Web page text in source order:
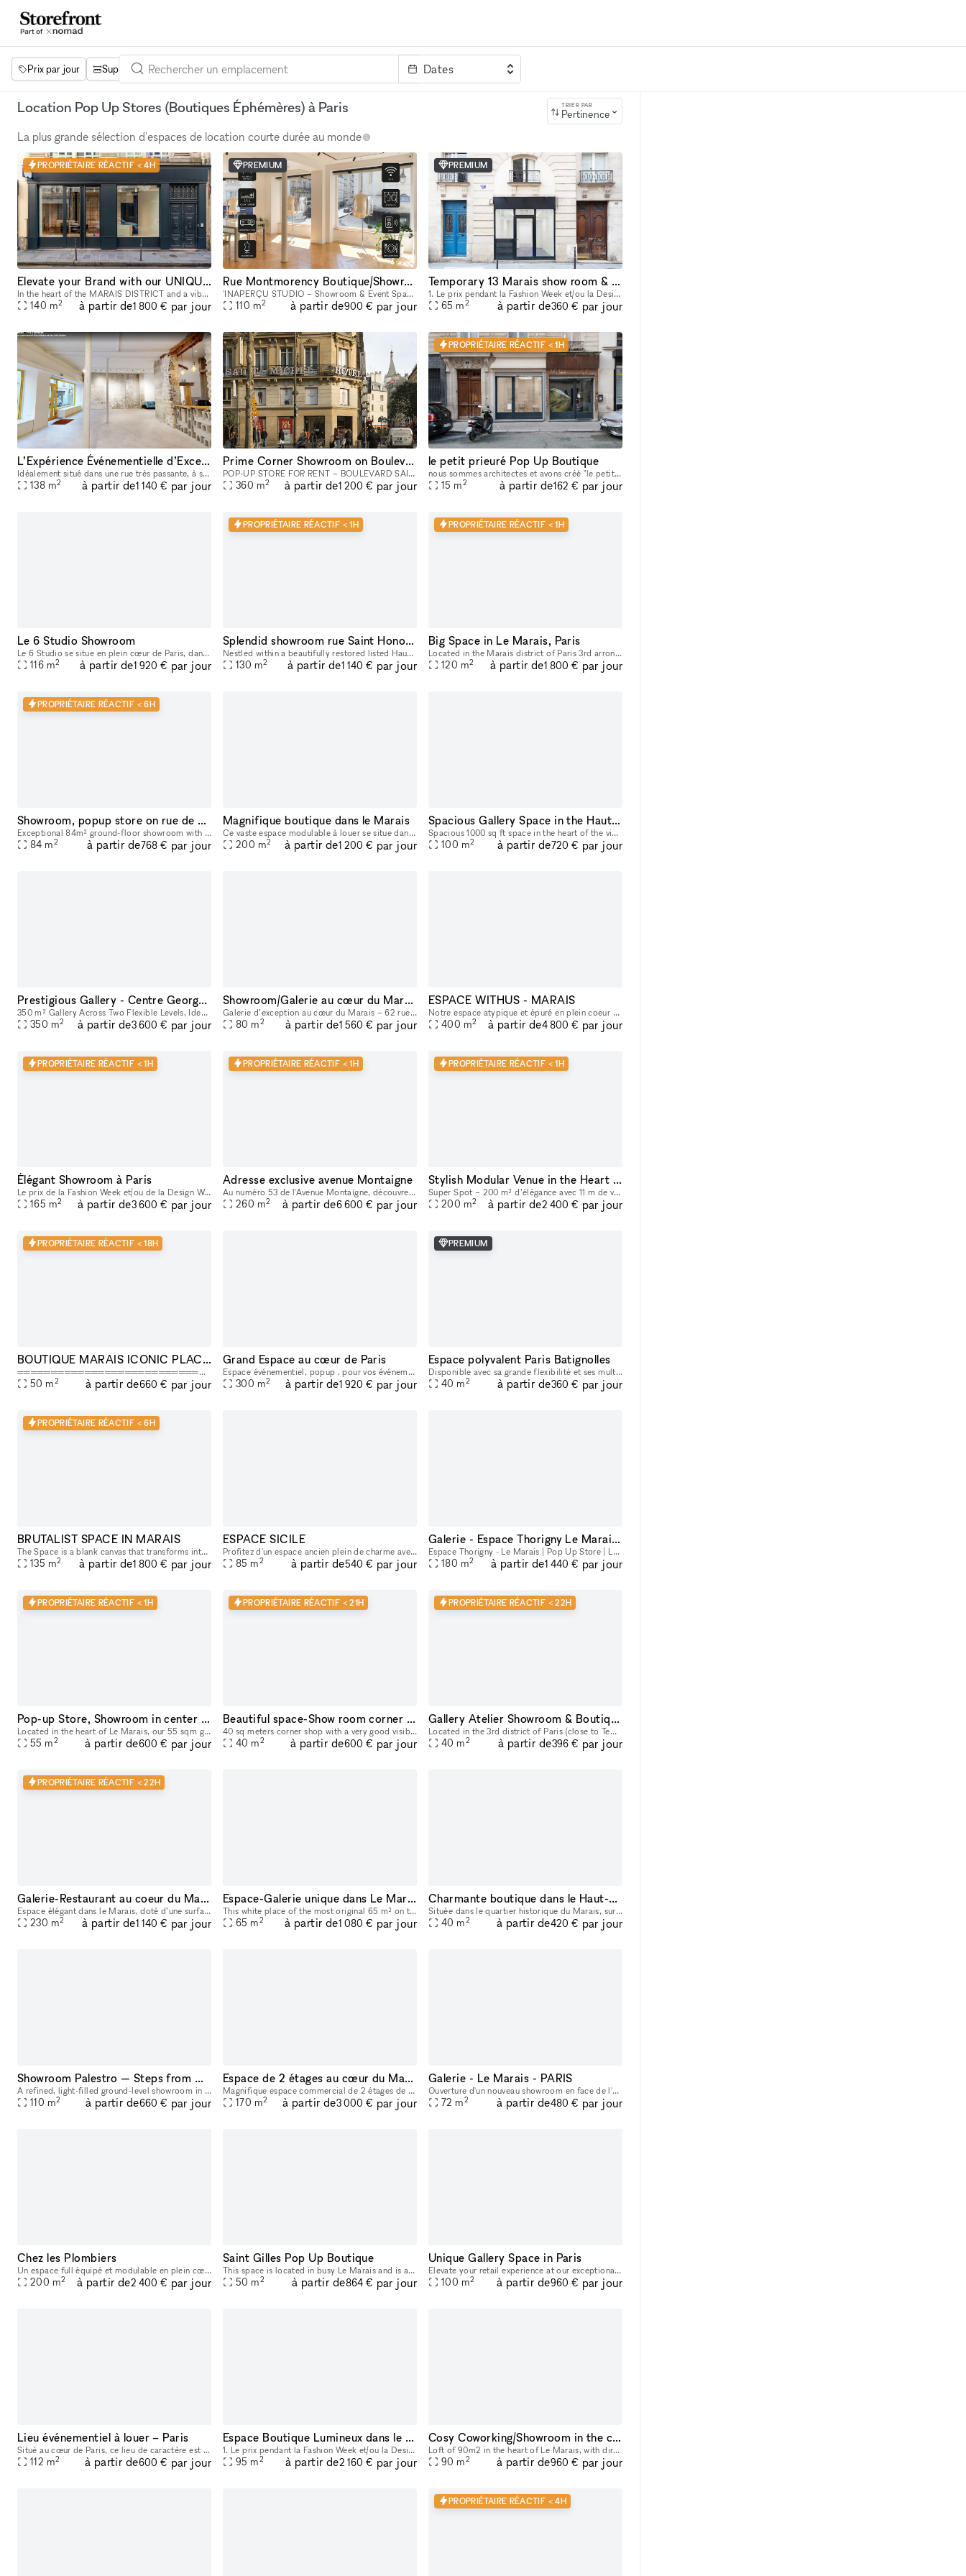
Dates
Prix par jour Superficie Projets Équipements
Location Pop Up Stores (Boutiques Éphémères) à Paris TRIER PAR
Pertinence
La plus grande sélection d'espaces de location courte durée au monde
PROPRIÉTAIRE RÉACTIF < 4H
Elevate your Brand with our UNIQUE POP UP SPACE in PARIS Marais
In the heart of the MARAIS DISTRICT and a vibrant neighborhood, our space provides you with an outstanding FRONTAGE, VOLUME and ARCHITECTURE. The location is very interesting as it is on a real sho
140 m2 à partir de1 800 € par jour
PREMIUM
Rue Montmorency Boutique/Showroom
'INAPERÇU STUDIO – Showroom & Event Space in the Heart of Le Marais Located in the heart of Le Marais, one of Paris's most vibrant and sought-after neighborhoods, L'INAPERÇU STUDIO is a versatile ve
110 m2 à partir de900 € par jour
PREMIUM
Temporary 13 Marais show room & pop up
1. Le prix pendant la Fashion Week et/ou la Design Week est de 1875 € par jour et 11 250 € par semaine. Profitez de notre espace polyvalent idéal pour les showrooms de mode, les produits de luxe, les
65 m2 à partir de360 € par jour
L’Expérience Événementielle d’Exception au Cœur de Bastille
Idéalement situé dans une rue très passante, à seulement une minute du métro, cet espace offre un emplacement stratégique au cœur d’un quartier dynamique et recherché. La boutique de 90 m² bénéficie
138 m2 à partir de1 140 € par jour
Prime Corner Showroom on Boulevard Saint-Michel
POP-UP STORE FOR RENT – BOULEVARD SAINT-MICHEL, PARIS 5TH Position your brand in the heart of one of the busiest and most iconic locations on Paris’s Left Bank. This retail space enjoys a prime loc
360 m2 à partir de1 200 € par jour
PROPRIÉTAIRE RÉACTIF < 1H
le petit prieuré Pop Up Boutique
nous sommes architectes et avons créé "le petit prieure" pour offrir un espace aménagé et modulable pour tous les créateurs qui souhaitent présenter leur travaux ( designers, artistes, céramistes, ph
15 m2 à partir de162 € par jour
Le 6 Studio Showroom
Le 6 Studio se situe en plein cœur de Paris, dans le Sentier. - STUDIO PHOTO & VIDÉO 2 PLATEAUX dont 1 CYCLO - ESPACE DE LOCATION POUR SHOWROOMS / EXPOSITIONS / CASTINGS
116 m2 à partir de1 920 € par jour
PROPRIÉTAIRE RÉACTIF < 1H
Splendid showroom rue Saint Honoré - Place Vendôme, in the heart of Paris fashion & culture district.
Nestled within a beautifully restored listed Haussmann building at 229 Rue Saint-Honoré, between Place Vendôme, the Tuileries Gardens and the Louvre, 229LAB offers one of Paris' most prestigious addr
130 m2 à partir de1 140 € par jour
PROPRIÉTAIRE RÉACTIF < 1H
Big Space in Le Marais, Paris
Located in the Marais district of Paris 3rd arrondissement. Large space available for rent for showrooms, fashion events, art galleries, etc.
120 m2 à partir de1 800 € par jour
PROPRIÉTAIRE RÉACTIF < 6H
Showroom, popup store on rue de Turenne
Exceptional 84m² ground-floor showroom with a sleek design, located in the heart of the Marais, Paris’ historic and fashion-centric district. Its prime location and flexible layout make it ideal for
84 m2 à partir de768 € par jour
Magnifique boutique dans le Marais
Ce vaste espace modulable à louer se situe dans le quartier du Haut Marais, centre de gravité des touristes et parisiens les plus branchés. Les boutiques y sont pointues, les bars et restaurants, con
200 m2 à partir de1 200 € par jour
Spacious Gallery Space in the Haut Marais
Spacious 1000 sq ft space in the heart of the vibrant Haut Marais. Bright, grand, street-level space featuring two very large floor-to-ceiling windows that open directly onto the street, offering str
100 m2 à partir de720 € par jour
Prestigious Gallery - Centre Georges Pompidou
350 m² Gallery Across Two Flexible Levels, Ideally Located Facing the Centre Georges Pompidou, in the Dynamic Marais/Châtelet District This exceptional space offers a modern, versatile environment,
350 m2 à partir de3 600 € par jour
Showroom/Galerie au cœur du Marais
Galerie d’exception au cœur du Marais – 62 rue de Turenne Idéalement située sur l’une des artères les plus recherchées du Marais, entre la Place des Vosges et la rue de Bretagne, la galerie bénéficie
80 m2 à partir de1 560 € par jour
ESPACE WITHUS - MARAIS
Notre espace atypique et épuré en plein coeur du marais (situé entre l'Hotel de Ville et la rue des Archives), vous accueil pour vos projets en tout genre : Shooting/tournage , défilé , showroom , pr
400 m2 à partir de4 800 € par jour
PROPRIÉTAIRE RÉACTIF < 1H
Élégant Showroom à Paris
Le prix de la Fashion Week et/ou de la Design Week est de 4 375 EUR par jour. Cette location flexible est parfaite pour des événements tels que des expositions d'art, offrant des services supplémenta
165 m2 à partir de3 600 € par jour
PROPRIÉTAIRE RÉACTIF < 1H
Adresse exclusive avenue Montaigne
Au numéro 53 de l'Avenue Montaigne, découvrez un lieu unique de 200 m2 et sa terrasse arborée de 60m2, à l'abri de tous les regards, sous une magnifique verrière dans un écrin de verdure tropicale.
260 m2 à partir de6 600 € par jour
PROPRIÉTAIRE RÉACTIF < 1H
Stylish Modular Venue in the Heart of Le Marais
Super Spot – 200 m² d’élégance avec 11 m de vitrine dans le Marais (Paris 3ᵉ) Situé au 39 rue Volta, Paris 3ᵉ, à deux pas du métro Arts & Métiers, Super Spot est l’adresse idéale pour vos pop-up sto
200 m2 à partir de2 400 € par jour
PROPRIÉTAIRE RÉACTIF < 18H
BOUTIQUE MARAIS ICONIC PLACE DES VOSGES -
═══════════════════════════════════════════ 🇫🇷 VERSION FRANÇAISE ═══════════════════════════════════════════ LÀ OÙ VOTRE ÉVÉNEMENT FAIT LA DIFFÉRENCE, On dit souvent que la Place des Vosges a ce po
50 m2 à partir de660 € par jour
Grand Espace au cœur de Paris
Espace événementiel, popup , pour vos événements professionnels au cœur de Paris , entre Palais Royal et Opéra
300 m2 à partir de1 920 € par jour
PREMIUM
Espace polyvalent Paris Batignolles
Disponible avec sa grande flexibilité et ses multiples configurations possibles, il a été conçu pour s’adapter aux différents besoins Composé d’un showroom avec vitrine sur rue et un bar/caisse cen
40 m2 à partir de360 € par jour
PROPRIÉTAIRE RÉACTIF < 6H
BRUTALIST SPACE IN MARAIS
The Space is a blank canvas that transforms into a showroom, gallery, event space, intimate dinner, cocktail or exposition space—each experience unfolding behind its discreet, brutalist facade. The
135 m2 à partir de1 800 € par jour
ESPACE SICILE
Profitez d'un espace ancien plein de charme avec une belle hauteur sous plafond. Idéalement situé vous pouvez y accueillir votre clientèle sans problème. Il y a un espace stockage ainsi qu'un espace
85 m2 à partir de540 € par jour
Galerie - Espace Thorigny Le Marais - 1mn du Musée Picasso
Espace Thorigny - Le Marais | Pop Up Store | Location Galerie D'Art Welcome to this exceptional rental space of 180 square meters located in the heart of the 3rd arrondissement of Paris, just a few
180 m2 à partir de1 440 € par jour
PROPRIÉTAIRE RÉACTIF < 1H
Pop-up Store, Showroom in center Le Marais
Located in the heart of Le Marais, our 55 sqm ground-floor space is designed for fashion showrooms, pop-ups, brand activations, and creative retail experiences during Paris Fashion Week and beyond.
55 m2 à partir de600 € par jour
PROPRIÉTAIRE RÉACTIF < 21H
Beautiful space-Show room corner spot close from" le marché des enfants rouges" Haut Marais
40 sq meters corner shop with a very good visibility . 3 meters high ceilings, and 2 main windows 3,20 meters width and 3,2 meters width in the heat of the Marais . Large storage space in the bas
40 m2 à partir de600 € par jour
PROPRIÉTAIRE RÉACTIF < 22H
Gallery Atelier Showroom & Boutique • Pretty Chic Versatile Design • Rue Meslay - Haut Marais
Located in the 3rd district of Paris (close to Temple and République metro stations), this charming gallery will seduce you with its unique volumes and design blending atelier-loft spirit and histori
40 m2 à partir de396 € par jour
PROPRIÉTAIRE RÉACTIF < 22H
Galerie-Restaurant au coeur du Marais
Espace élégant dans le Marais, doté d’une surface à louer modulable (à partir de 65m 2 et jusqu’à 230 m2) : idéal pour vos showrooms, vernissages, événements à l’occasion de la Fashion Week, lancemen
230 m2 à partir de1 140 € par jour
Espace-Galerie unique dans Le Marais
This white place of the most original 65 m² on the ground floor, divided into two communicating spaces and equipped with a lovely garden of 45 m² with a cafétaria - greenhouse of 10 m2 heated and equ
65 m2 à partir de1 080 € par jour
Charmante boutique dans le Haut-Marais
Située dans le quartier historique du Marais, sur un grand boulevard passager, belle boutique lumineuse de 40m2 disposant d'une grande vitrine. Ideal pour les pop-up stores, les lancements de produit
40 m2 à partir de420 € par jour
Showroom Palestro — Steps from Marais & Palais Royal
A refined, light-filled ground-level showroom in the heart of Paris’s creative core—minutes from the Centre Pompidou (Beaubourg), the Bourse de Commerce – Pinault Collection, and the Jardin du Palais
110 m2 à partir de660 € par jour
Espace de 2 étages au cœur du Marais.
Magnifique espace commercial de 2 étages de 170 m² au cœur du Marais. Très lumineux, il comprend le Wi-Fi, une cave, 6 vitrines, un style Haussmannien, ainsi qu’un mini-kitchen et une toilet.
170 m2 à partir de3 000 € par jour
Galerie - Le Marais - PARIS
Ouverture d'un nouveau showroom en face de l'hôtel du Grand Veneur, dans la rue de Turenne très passante, Lieu idéal pour marques de créateurs, boutique vintage, showroom, évènementiel, galeries d'a
72 m2 à partir de480 € par jour
Chez les Plombiers
Un espace full équipé et modulable en plein cœur du 1er arrondissement de Paris A 100m de la Samaritaine, parfait pour vos showrooms, présentations presse, pop-up, défilés, expositions ou tournages.
200 m2 à partir de2 400 € par jour
Saint Gilles Pop Up Boutique
This space is located in busy Le Marais and is a perfect space for pop ups, events, exhibitions or as a showroom. The space have white walls, wooden flooring. Fashion week + high season prices: 7250
50 m2 à partir de864 € par jour
Unique Gallery Space in Paris
Elevate your retail experience at our exceptional high street space in the heart of Paris. With great windows, this atypical location in the renowned "marché des enfants rouges" area offers a unique
100 m2 à partir de960 € par jour
Lieu événementiel à louer – Paris
Situé au cœur de Paris, ce lieu de caractère est disponible à la location pour accueillir vos événements et projets éphémères. Grâce à ses grandes vitrines d’angle, sa belle luminosité, ses poutres
112 m2 à partir de600 € par jour
Espace Boutique Lumineux dans le Marais
1. Le prix pendant la Fashion Week et/ou la Design Week est de 1875€ par jour et 22500€ par mois. Ce lieu est parfait pour les marques et professionnels à la recherche d'une boutique éphémère ou d'un
95 m2 à partir de2 160 € par jour
Cosy Coworking/Showroom in the center of Le Marais
Loft of 90m2 in the heart of Le Marais, with direct access from the street. Original stone walls, wooden beams and a lot of charm. The ground floor offers a large open area that can either be use as
90 m2 à partir de960 € par jour
PROPRIÉTAIRE RÉACTIF < 4H